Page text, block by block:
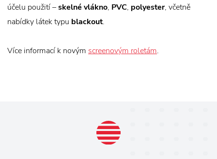
účelu použití –skelné vlákno, PVC, polyester, včetně
nabídky látek typu blackout.
Více informací k novým screenovým roletám.